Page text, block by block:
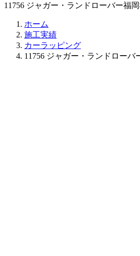
11756 ジャガー・ランドローバー福
ホーム
施工実績
カーラッピング
11756 ジャガー・ランドロー